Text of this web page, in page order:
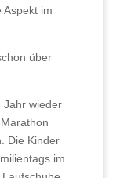
Aspekt im
über
Jahr wieder
Die Kinder
im